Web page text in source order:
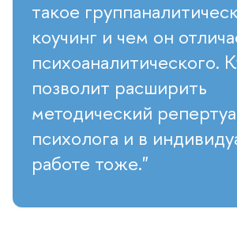
такое
коучинг и чем он
психоаналитического.
позволит расширить
методический
психолога и в
работе тоже."